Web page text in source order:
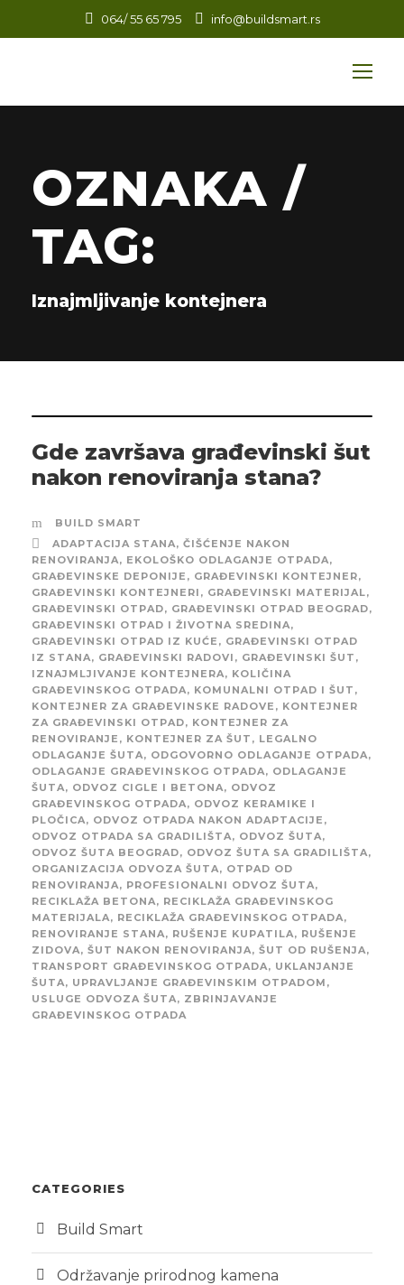
064/ 55 65 795 info@buildsmart.rs
OZNAKA /
TAG:
Iznajmljivanje kontejnera
Gde završava građevinski šut
nakon renoviranja stana?
BUILD SMART
ADAPTACIJA STANA, ČIŠĆENJE NAKON
RENOVIRANJA, EKOLOŠKO ODLAGANJE OTPADA,
GRAĐEVINSKE DEPONIJE , GRAĐEVINSKI KONTEJNER,
GRAĐEVINSKI KONTEJNERI , GRAĐEVINSKI MATERIJAL,
GRAĐEVINSKI OTPAD, GRAĐEVINSKI OTPAD BEOGRAD,
GRAĐEVINSKI OTPAD I ŽIVOTNA SREDINA,
GRAĐEVINSKI OTPAD IZ KUĆE , GRAĐEVINSKI OTPAD
IZ STANA, GRAĐEVINSKI RADOVI , GRAĐEVINSKI ŠUT ,
IZNAJMLJIVANJE KONTEJNERA, KOLIČINA
GRAĐEVINSKOG OTPADA, KOMUNALNI OTPAD I ŠUT ,
KONTEJNER ZA GRAĐEVINSKE RADOVE , KONTEJNER
ZA GRAĐEVINSKI OTPAD, KONTEJNER ZA
RENOVIRANJE , KONTEJNER ZA ŠUT , LEGALNO
ODLAGANJE ŠUTA, ODGOVORNO ODLAGANJE OTPADA,
ODLAGANJE GRAĐEVINSKOG OTPADA, ODLAGANJE
ŠUTA, ODVOZ CIGLE I BETONA, ODVOZ
GRAĐEVINSKOG OTPADA, ODVOZ KERAMIKE I
PLOČICA, ODVOZ OTPADA NAKON ADAPTACIJE ,
ODVOZ OTPADA SA GRADILIŠTA, ODVOZ ŠUTA,
ODVOZ ŠUTA BEOGRAD, ODVOZ ŠUTA SA GRADILIŠTA,
ORGANIZACIJA ODVOZA ŠUTA, OTPAD OD
RENOVIRANJA, PROFESIONALNI ODVOZ ŠUTA,
RECIKLAŽA BETONA, RECIKLAŽA GRAĐEVINSKOG
MATERIJALA, RECIKLAŽA GRAĐEVINSKOG OTPADA,
RENOVIRANJE STANA, RUŠENJE KUPATILA, RUŠENJE
ZIDOVA, ŠUT NAKON RENOVIRANJA, ŠUT OD RUŠENJA,
TRANSPORT GRAĐEVINSKOG OTPADA, UKLANJANJE
ŠUTA, UPRAVLJANJE GRAĐEVINSKIM OTPADOM ,
USLUGE ODVOZA ŠUTA, ZBRINJAVANJE
GRAĐEVINSKOG OTPADA
CATEGORIES
Build Smart
Održavanje prirodnog kamena